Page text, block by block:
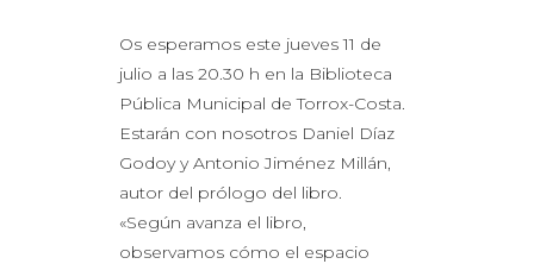
Os esperamos este jueves 11 de
julio a las 20.30 h en la Biblioteca
Pública Municipal de Torrox-Costa.
Estarán con nosotros Daniel Díaz
Godoy y Antonio Jiménez Millán,
autor del prólogo del libro.
«Según avanza el libro,
observamos cómo el espacio